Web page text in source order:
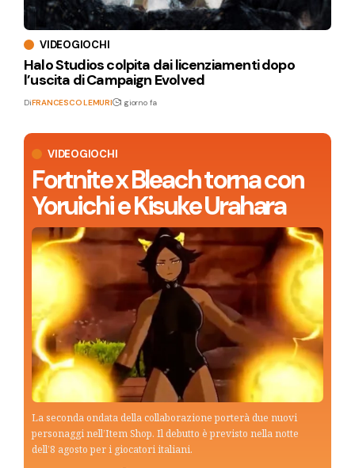
VIDEOGIOCHI
Fortnite x Bleach torna con
Yoruichi e Kisuke Urahara
La seconda ondata della collaborazione porterà due nuovi
personaggi nell’Item Shop. Il debutto è previsto nella notte
dell’8 agosto per i giocatori italiani.
VIDEOGIOCHI
Halo Studios colpita dai licenziamenti dopo
l’uscita di Campaign Evolved
DiFRANCESCO LEMURI 1 giorno fa